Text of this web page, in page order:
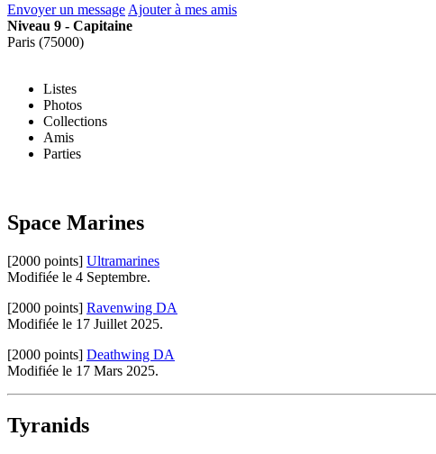
Envoyer un message Ajouter à mes amis
Niveau 9 - Capitaine
Paris (75000)
Listes
Photos
Collections
Amis
Parties
Space Marines
[2000 points] Ultramarines
Modifiée le 4 Septembre.
[2000 points] Ravenwing DA
Modifiée le 17 Juillet 2025.
[2000 points] Deathwing DA
Modifiée le 17 Mars 2025.
Tyranids